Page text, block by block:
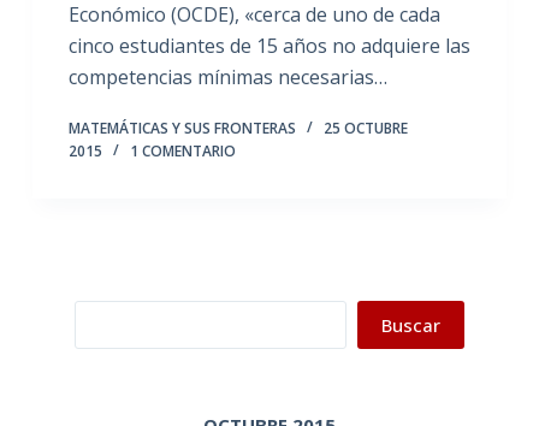
Económico (OCDE), «cerca de uno de cada
cinco estudiantes de 15 años no adquiere las
competencias mínimas necesarias…
MATEMÁTICAS Y SUS FRONTERAS
25 OCTUBRE
2015
1 COMENTARIO
Buscar